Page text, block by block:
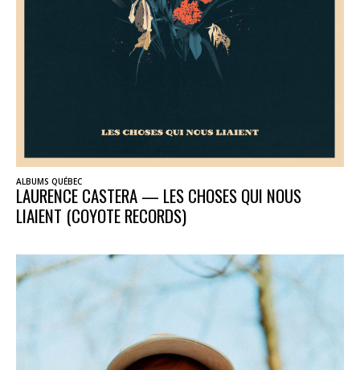
ALBUMS QUÉBEC
LAURENCE CASTERA — LES CHOSES QUI NOUS
LIAIENT (COYOTE RECORDS)